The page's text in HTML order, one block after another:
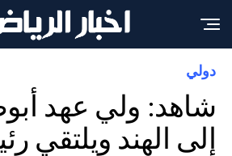
دولي
شاهد: ولي عهد
إلى الهند ويلتقي